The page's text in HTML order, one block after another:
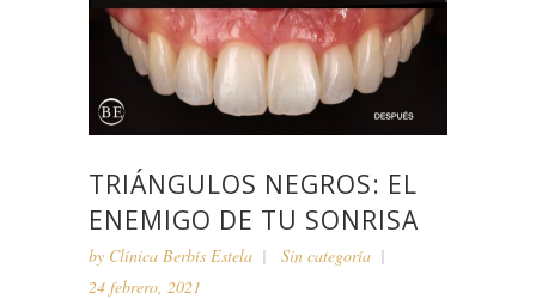
TRIÁNGULOS NEGROS: EL
ENEMIGO DE TU SONRISA
by Clínica Berbís Estela
Sin categoría
24 febrero, 2021